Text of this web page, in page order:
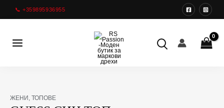
📞 +359895936955
Menu
ЖЕНИ , ТОПОВЕ